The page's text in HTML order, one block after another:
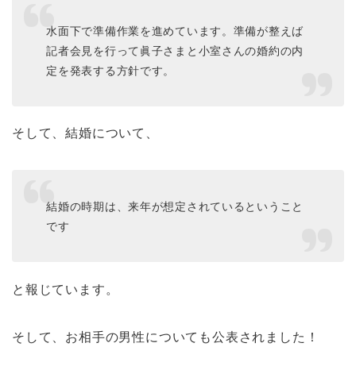
水面下で準備作業を進めています。準備が整えば
記者会見を行って眞子さまと小室さんの婚約の内
定を発表する方針です。
そして、結婚について、
結婚の時期は、来年が想定されているということ
です
と報じています。
そして、お相手の男性についても公表されました！